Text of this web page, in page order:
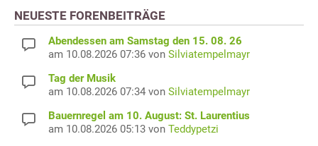
NEUESTE FORENBEITRÄGE
Abendessen am Samstag den 15. 08. 26
am 10.08.2026 07:36 von Silviatempelmayr
Tag der Musik
am 10.08.2026 07:34 von Silviatempelmayr
Bauernregel am 10. August: St. Laurentius
am 10.08.2026 05:13 von Teddypetzi